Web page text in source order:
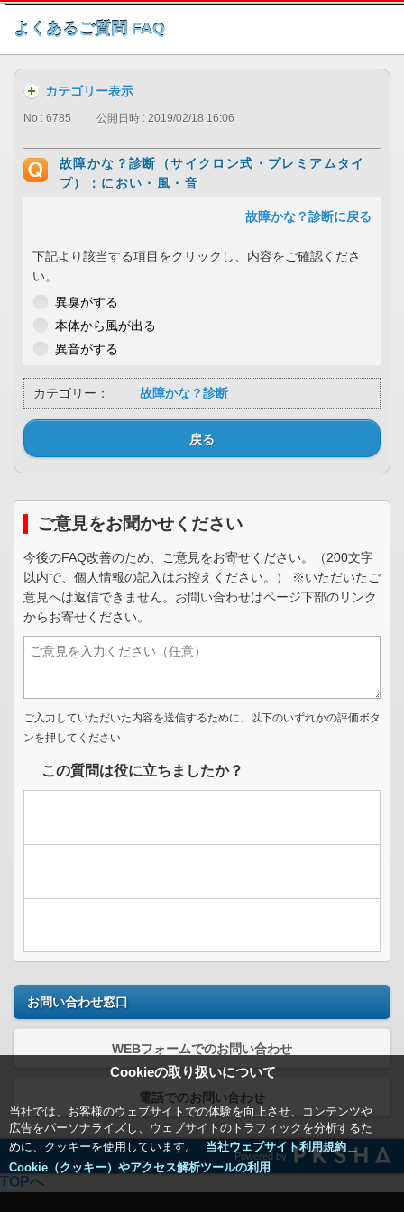
このページの本文へ
よくあるご質問 FAQ
Cookieの取り扱いについて
当社では、お客様のウェブサイトでの体験を向上させ、コンテンツや
広告をパーソナライズし、ウェブサイトのトラフィックを分析するた
めに、クッキーを使用しています。
当社ウェブサイト利用規約＿
Cookie（クッキー）やアクセス解析ツールの利用
カテゴリー表示
No : 6785 公開日時 : 2019/02/18 16:06
故障かな？診断（サイクロン式・プレミアムタイ
プ）：におい・風・音
故障かな？診断に戻る
下記より該当する項目をクリックし、内容をご確認くださ
い。
異臭がする
本体から風が出る
異音がする
カテゴリー： 故障かな？診断
戻る
ご意見をお聞かせください
今後のFAQ改善のため、ご意見をお寄せください。（200文字
以内で、個人情報の記入はお控えください。） ※いただいたご
意見へは返信できません。お問い合わせはページ下部のリンク
からお寄せください。
ご入力していただいた内容を送信するために、以下のいずれかの評価ボタ
ンを押してください
この質問は役に立ちましたか？
お問い合わせ窓口
WEBフォームでのお問い合わせ
電話でのお問い合わせ
Powered by
TOPへ